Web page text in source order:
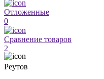
Отложенные
0
Сравнение товаров
2
Реутов